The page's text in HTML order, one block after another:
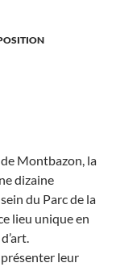
Montbazon, la
dizaine
du Parc de la
lieu unique en
leur